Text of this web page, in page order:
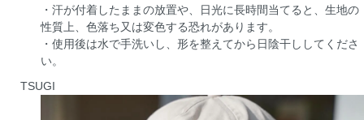
・汗が付着したままの放置や、日光に長時間当てると、生地の
性質上、色落ち又は変色する恐れがあります。
・使用後は水で手洗いし、形を整えてから日陰干ししてくださ
い。
TSUGI